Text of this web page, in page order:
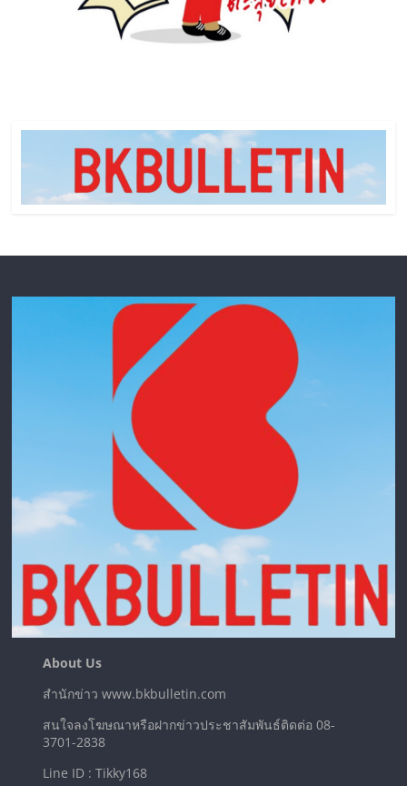
About Us
สำนักข่าว www.bkbulletin.com
สนใจลงโฆษณาหรือฝากข่าวประชาสัมพันธ์ติดต่อ 08-
3701-2838
Line ID : Tikky168